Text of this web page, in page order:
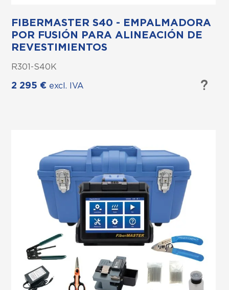
Optimizado para –
Tiempo de fusión rápido –
FIBERMASTER S40 - EMPALMADORA
POR FUSIÓN PARA ALINEACIÓN DE
REVESTIMIENTOS
R301-S40K
2 295 € excl. IVA